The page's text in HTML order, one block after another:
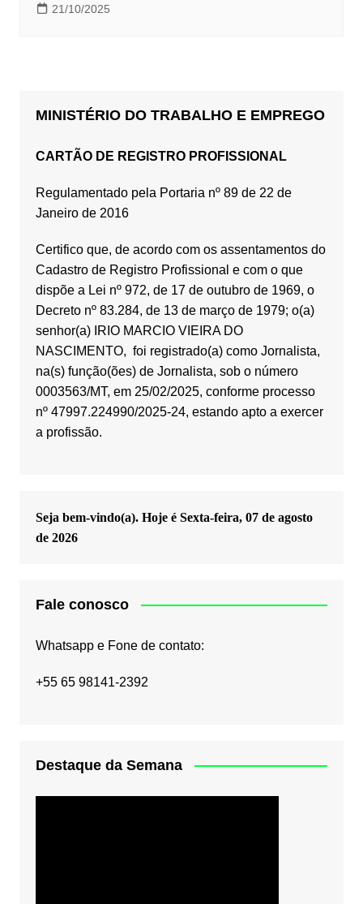
21/10/2025
MINISTÉRIO DO TRABALHO E EMPREGO
CARTÃO DE REGISTRO PROFISSIONAL
Regulamentado pela Portaria nº 89 de 22 de
Janeiro de 2016
Certifico que, de acordo com os assentamentos do
Cadastro de Registro Profissional e com o que
dispõe a Lei nº 972, de 17 de outubro de 1969, o
Decreto nº 83.284, de 13 de março de 1979; o(a)
senhor(a) IRIO MARCIO VIEIRA DO
NASCIMENTO, foi registrado(a) como Jornalista,
na(s) função(ões) de Jornalista, sob o número
0003563/MT, em 25/02/2025, conforme processo
nº 47997.224990/2025-24, estando apto a exercer
a profissão.
Seja bem-vindo(a). Hoje é Sexta-feira, 07 de agosto
de 2026
Fale conosco
Whatsapp e Fone de contato:
+55 65 98141-2392
Destaque da Semana